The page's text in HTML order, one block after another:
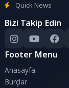
Quick News
Bizi Takip Edin
Footer Menu
Anasayfa
Burçlar